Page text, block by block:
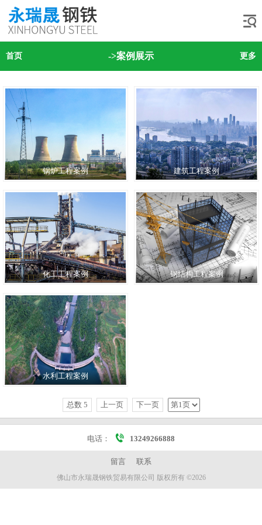
首页 ->案例展示 更多
锅炉工程案例 建筑工程案例
化工工程案例 钢结构工程案例
水利工程案例
总数 5 上一页 下一页
电话： 13249266888
留言 联系
佛山市永瑞晟钢铁贸易有限公司 版权所有 ©2026